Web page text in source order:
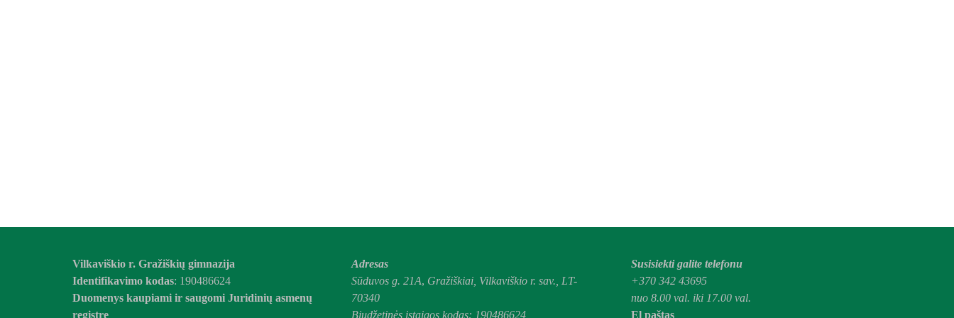
Vilkaviškio r. Gražiškių gimnazija
Identifikavimo kodas: 190486624
Duomenys kaupiami ir saugomi Juridinių asmenų
registre
Adresas
Sūduvos g. 21A, Gražiškiai, Vilkaviškio r. sav., LT-
70340
Biudžetinės įstaigos kodas: 190486624
Susisiekti galite telefonu
+370 342 43695
nuo 8.00 val. iki 17.00 val.
El paštas